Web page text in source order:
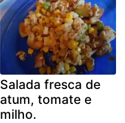
Salada fresca de
atum, tomate e
milho.